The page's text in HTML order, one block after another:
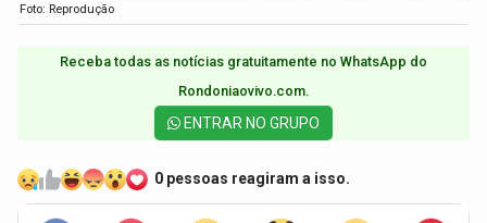
Foto: Reprodução
Receba todas as notícias gratuitamente no WhatsApp do
Rondoniaovivo.com.​
ENTRAR NO GRUPO
0 pessoas reagiram a isso.